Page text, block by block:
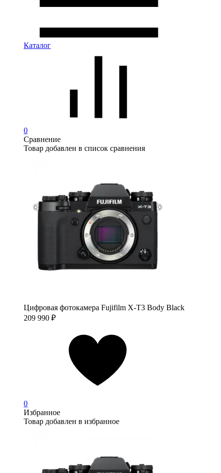
Каталог
0
Сравнение
Товар добавлен в список сравнения
Цифровая фотокамера Fujifilm X-T3 Body Black
209 990 ₽
0
Избранное
Товар добавлен в избранное